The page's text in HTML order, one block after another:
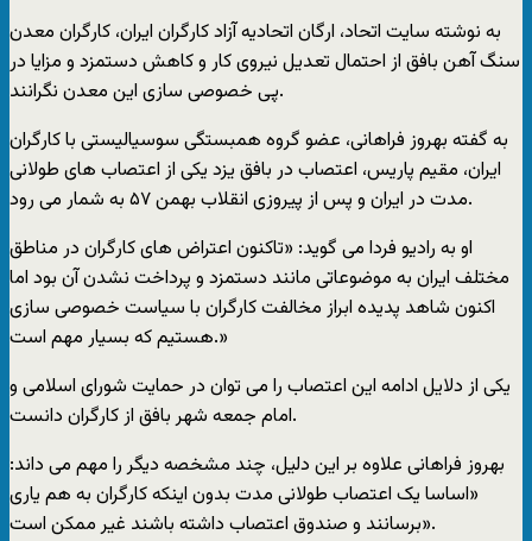
به نوشته سايت اتحاد،‌ ارگان اتحاديه آزاد کارگران ايران، کارگران معدن
سنگ آهن بافق از احتمال تعديل نيروی کار و کاهش دستمزد و مزايا در
پی خصوصی سازی اين معدن نگرانند.
به گفته بهروز فراهانی،‌ عضو گروه همبستگی سوسياليستی با کارگران
ايران، مقيم پاريس، اعتصاب در بافق يزد يکی از اعتصاب های طولانی
مدت در ايران و پس از پيروزی انقلاب بهمن ۵۷ به شمار می رود.
او به راديو فردا می گويد: «تاکنون اعتراض های کارگران در مناطق
مختلف ايران به موضوعاتی مانند دستمزد و پرداخت نشدن آن بود اما
اکنون شاهد پديده ابراز مخالفت کارگران با سياست خصوصی سازی
هستيم که بسيار مهم است.»
يکی از دلايل ادامه اين اعتصاب را می توان در حمايت شورای اسلامی و
امام جمعه شهر بافق از کارگران دانست.
بهروز فراهانی علاوه بر اين دليل، چند مشخصه ديگر را مهم می داند:
«اساسا يک اعتصاب طولانی مدت بدون اينکه کارگران به هم ياری
برسانند و صندوق اعتصاب داشته باشند غير ممکن است».